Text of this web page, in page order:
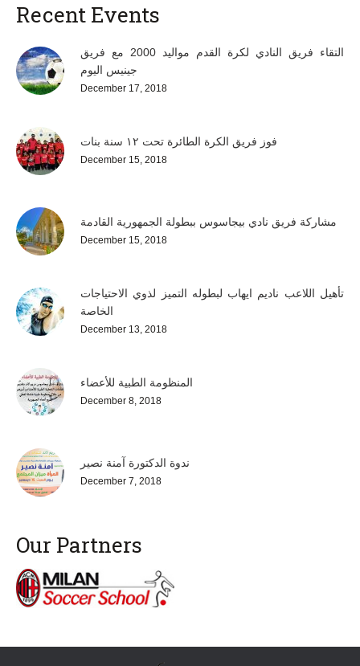
Recent Events
التقاء فريق النادي لكرة القدم مواليد 2000 مع فريق
جينيس اليوم
December 17, 2018
فوز فريق الكرة الطائرة تحت ١٢ سنة بنات
December 15, 2018
مشاركة فريق نادي بيجاسوس ببطولة الجمهورية القادمة
December 15, 2018
تأهيل اللاعب ناديم ايهاب لبطوله التميز لذوي الاحتياجات
الخاصة
December 13, 2018
المنظومة الطبية للأعضاء
December 8, 2018
ندوة الدكتورة آمنة نصير
December 7, 2018
Our Partners